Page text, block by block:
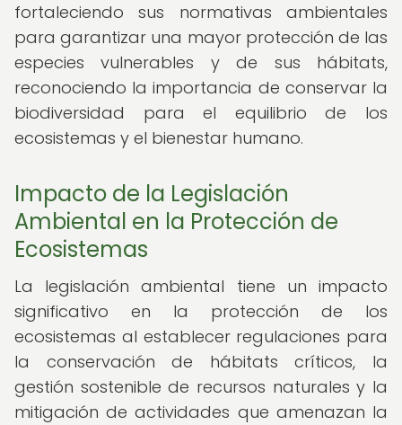
fortaleciendo sus normativas ambientales
para garantizar una mayor protección de las
especies vulnerables y de sus hábitats,
reconociendo la importancia de conservar la
biodiversidad para el equilibrio de los
ecosistemas y el bienestar humano.
Impacto de la Legislación
Ambiental en la Protección de
Ecosistemas
La legislación ambiental tiene un impacto
significativo en la protección de los
ecosistemas al establecer regulaciones para
la conservación de hábitats críticos, la
gestión sostenible de recursos naturales y la
mitigación de actividades que amenazan la